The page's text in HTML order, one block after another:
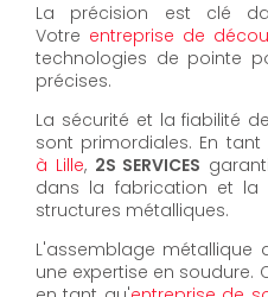
La précision est clé
Votre entreprise de
technologies de pointe
précises.
La sécurité et la fiabilité
sont primordiales. En tant
à Lille, 2S SERVICES
dans la fabrication et la
structures métalliques.
L'assemblage métallique
une expertise en soudure.